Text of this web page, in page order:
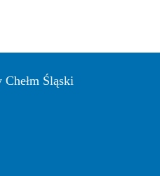
Śląski